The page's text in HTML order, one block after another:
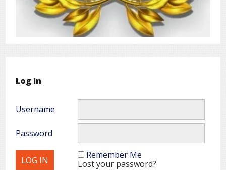
Log In
Username
Password
Remember Me
Lost your password?